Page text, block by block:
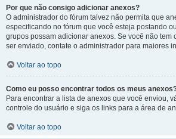
Por que não consigo adicionar anexos?
O administrador do fórum talvez não permita que
especificando no fórum que você esteja postando
grupos possam adicionar anexos. Se você não tem
ser enviado, contate o administrador para maiores
Voltar ao topo
Como eu posso encontrar todos os meus
Para encontrar a lista de anexos que você enviou,
controle do usuário e siga os links para a área de
Voltar ao topo